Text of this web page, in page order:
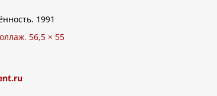
1991
56,5 × 55